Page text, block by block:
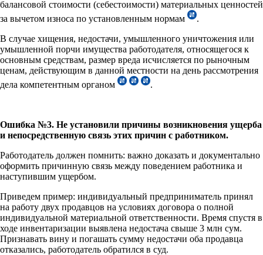
балансовой стоимости (себестоимости) материальных ценностей
за вычетом износа по установленным нормам
.
В случае хищения, недостачи, умышленного уничтожения или
умышленной порчи имущества работодателя, относящегося к
основным средствам, размер вреда исчисляется по рыночным
ценам, действующим в данной местности на день рассмотрения
дела компетентным органом
.
Ошибка №3. Не установили причины возникновения ущерба
и непосредственную связь этих причин с работником.
Работодатель должен помнить: важно доказать и документально
оформить причинную связь между поведением работника и
наступившим ущербом.
Приведем пример: индивидуальный предприниматель принял
на работу двух продавцов на условиях договора о полной
индивидуальной материальной ответственности. Время спустя в
ходе инвентаризации выявлена недостача свыше 3 млн сум.
Признавать вину и погашать сумму недостачи оба продавца
отказались, работодатель обратился в суд.